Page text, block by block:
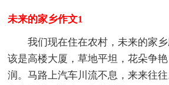
未来的家乡作文1
我们现在住在农村，未来的家
该是高楼大厦，草地平坦，花朵争
润。马路上汽车川流不息，来来往